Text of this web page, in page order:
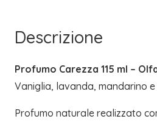
Descrizione
Profumo Carezza 115 ml –
Vaniglia, lavanda, mandarino e
Profumo naturale realizzato